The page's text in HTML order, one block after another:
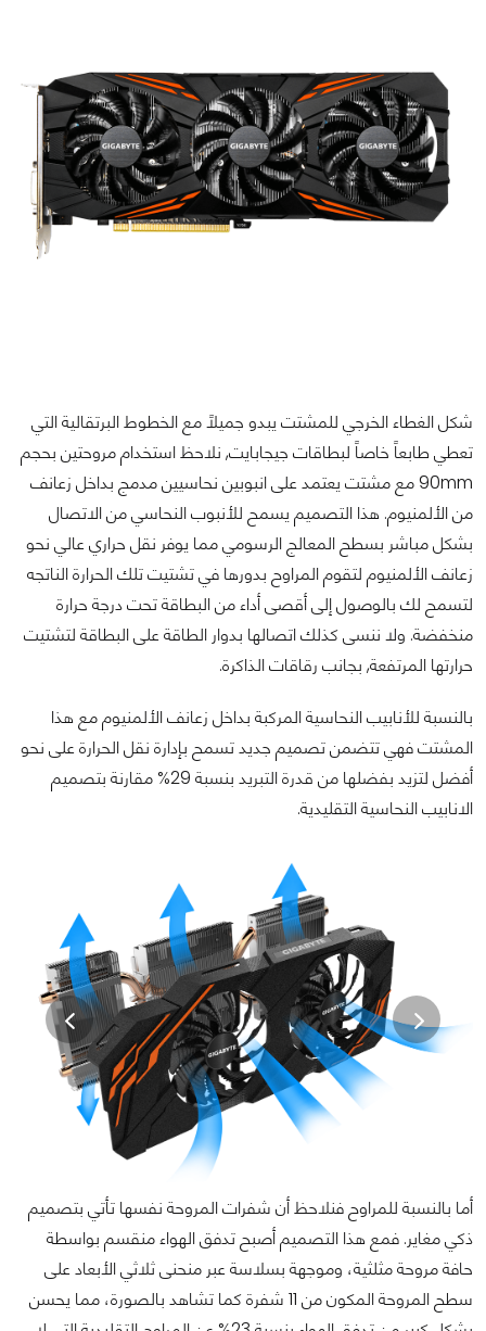
شكل الغطاء الخرجي للمشتت يبدو جميلاً مع الخطوط البرتقالية التي
تعطي طابعاً خاصاً لبطاقات جيجابايت, نلاحظ استخدام مروحتين بحجم
90mm مع مشتت يعتمد على انبوبين نحاسيين مدمج بداخل زعانف
من الألمنيوم. هذا التصميم يسمح للأنبوب النحاسي من الاتصال
بشكل مباشر بسطح المعالج الرسومي مما يوفر نقل حراري عالي نحو
زعانف الألمنيوم لتقوم المراوح بدورها في تشتيت تلك الحرارة الناتجه
لتسمح لك بالوصول إلى أقصى أداء من البطاقة تحت درجة حرارة
منخفضة. ولا ننسى كذلك اتصالها بدوار الطاقة على البطاقة لتشتيت
حرارتها المرتفعة, بجانب رقاقات الذاكرة.
بالنسبة للأنابيب النحاسية المركبة بداخل زعانف الألمنيوم مع هذا
المشتت فهي تتضمن تصميم جديد تسمح بإدارة نقل الحرارة على نحو
أفضل لتزيد بفضلها من قدرة التبريد بنسبة 29% مقارنة بتصميم
الانابيب النحاسية التقليدية.
أما بالنسبة للمراوح فنلاحظ أن شفرات المروحة نفسها تأتي بتصميم
ذكي مغاير. فمع هذا التصميم أصبح تدفق الهواء منقسم بواسطة
حافة مروحة مثلثية، وموجهة بسلاسة عبر منحنى ثلاثي الأبعاد على
سطح المروحة المكون من 11 شفرة كما تشاهد بالصورة، مما يحسن